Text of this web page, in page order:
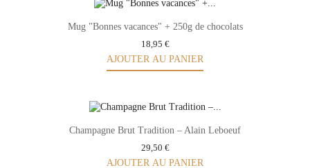
Mug "Bonnes vacances" + 250g de chocolats
18,95 €
AJOUTER AU PANIER
Champagne Brut Tradition – Alain Leboeuf
29,50 €
AJOUTER AU PANIER